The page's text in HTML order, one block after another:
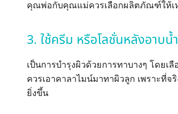
คุณพ่อกับคุณแม่ควรเลือกผลิตภัณฑ์ให้เ
3. ใช้ครีม หรือโลชั่นหลังอาบน้ำ
เป็นการบำรุงผิวด้วยการทาบางๆ โดย
ควรเอาคาลาไมน์มาทาผิวลูก เพราะที่
ยิ่งขึ้น